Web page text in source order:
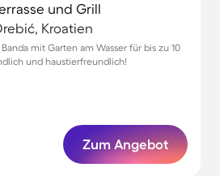
und Grill
Kroatien
mit Garten am Wasser für bis zu 10
und haustierfreundlich!
Zum Angebot